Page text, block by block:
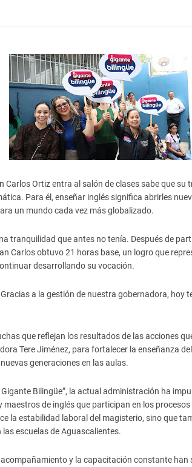
Carlos Ortiz entra al salón de clases sabe que su
Para él, enseñar inglés significa abrirles
un mundo cada vez más globalizado.
tranquilidad que antes no tenía. Después de
Carlos obtuvo 21 horas base, un logro que
desarrollando su vocación.
a la gestión de nuestra gobernadora, hoy
que reflejan los resultados de las acciones
Tere Jiménez, para fortalecer la enseñanza
generaciones en las aulas.
Bilingüe”, la actual administración ha
maestros de inglés que participan en los
la estabilidad laboral del magisterio, sino que
escuelas de Aguascalientes.
y la capacitación constante han